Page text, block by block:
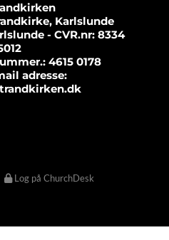
Karlslunde
- CVR.nr: 8334
4615 0178
adresse:
Log på ChurchDesk